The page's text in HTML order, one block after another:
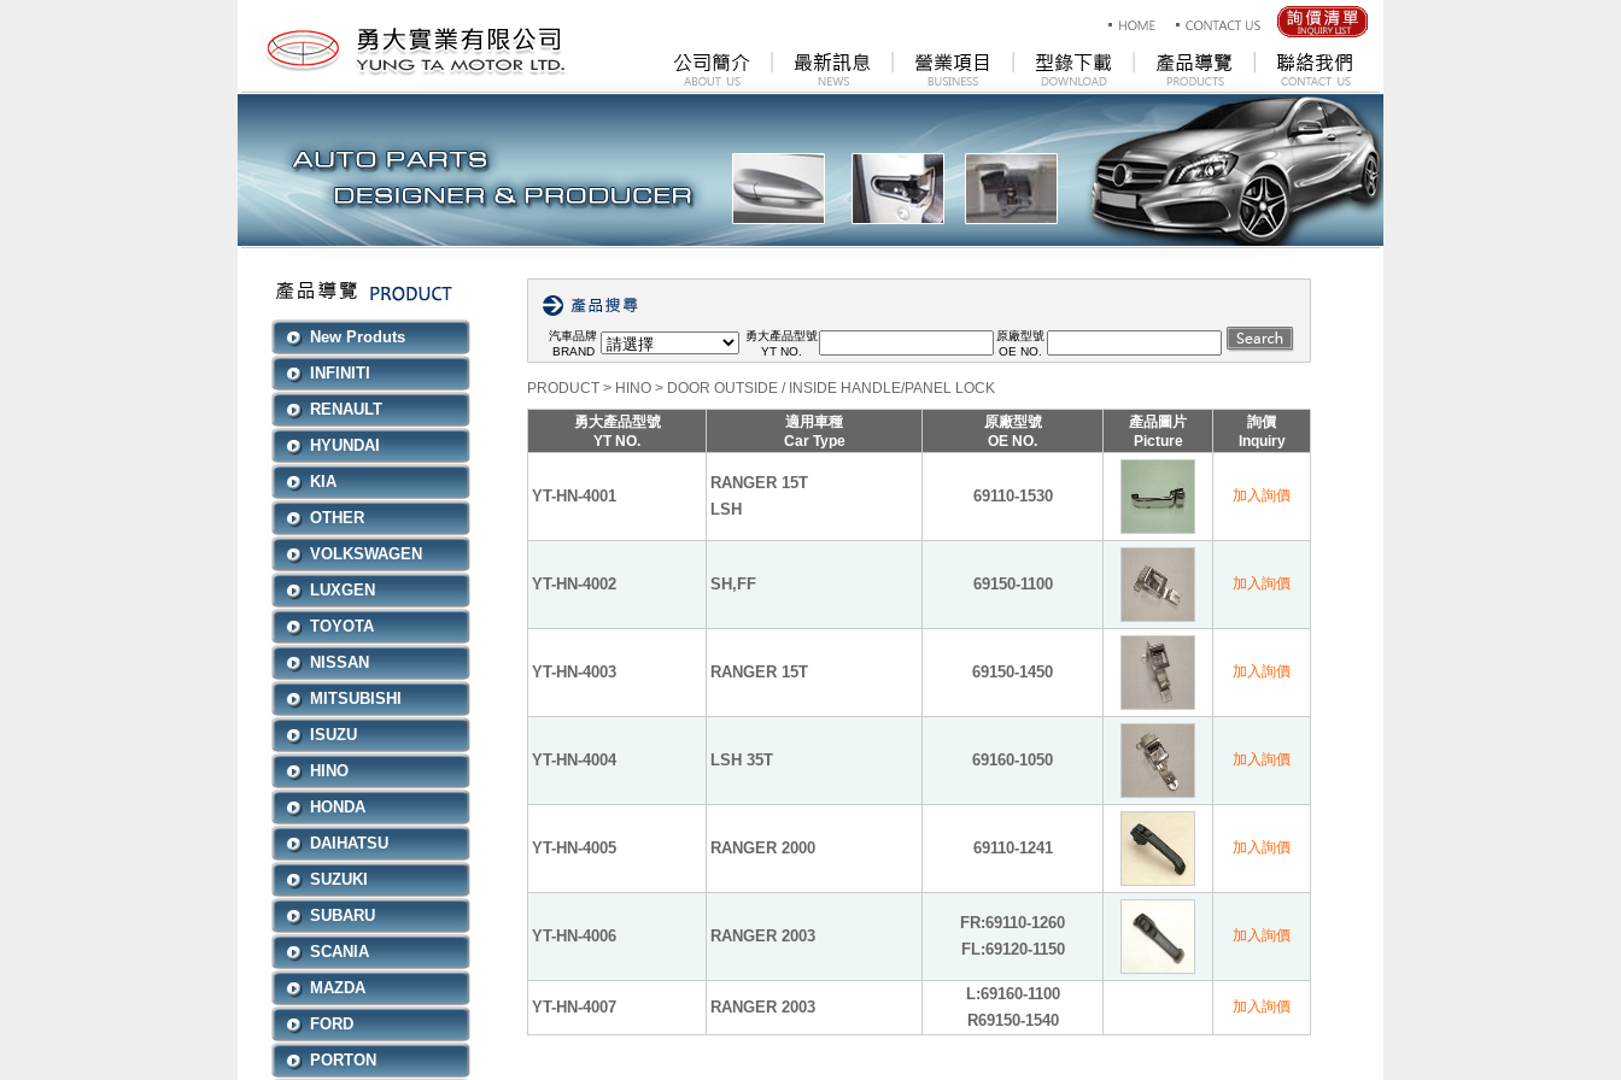
New Produts
INFINITI
RENAULT
HYUNDAI
KIA
OTHER
VOLKSWAGEN
LUXGEN
TOYOTA
NISSAN
MITSUBISHI
ISUZU
HINO
HONDA
DAIHATSU
SUZUKI
SUBARU
SCANIA
MAZDA
FORD
PORTON
汽車品牌
BRAND
勇大產品型號
YT NO.
原廠型號
OE NO.
PRODUCT > HINO > DOOR OUTSIDE / INSIDE HANDLE/PANEL LOCK
勇大產品型號
YT NO.
適用車種
Car Type
原廠型號
OE NO.
產品圖片
Picture
詢價
Inquiry
YT-HN-4001
RANGER 15T
LSH
69110-1530 加入詢價
YT-HN-4002 SH,FF 69150-1100 加入詢價
YT-HN-4003 RANGER 15T 69150-1450 加入詢價
YT-HN-4004 LSH 35T 69160-1050 加入詢價
YT-HN-4005 RANGER 2000 69110-1241 加入詢價
YT-HN-4006 RANGER 2003
FR:69110-1260
FL:69120-1150
加入詢價
YT-HN-4007 RANGER 2003
L:69160-1100
R69150-1540
加入詢價